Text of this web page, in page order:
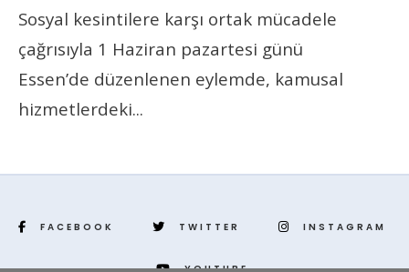
Sosyal kesintilere karşı ortak mücadele
çağrısıyla 1 Haziran pazartesi günü
Essen’de düzenlenen eylemde, kamusal
hizmetlerdeki...
FACEBOOK TWITTER INSTAGRAM
YOUTUBE